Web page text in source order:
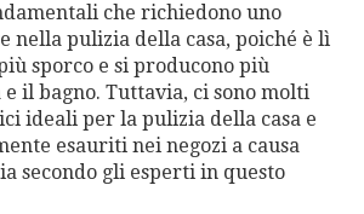
che richiedono uno
nella pulizia della casa, poiché è lì
sporco e si producono più
il bagno. Tuttavia, ci sono molti
ideali per la pulizia della casa e
esauriti nei negozi a causa
secondo gli esperti in questo